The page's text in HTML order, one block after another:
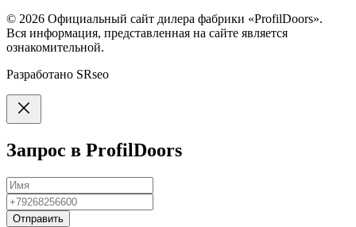
© 2026 Официальный сайт дилера фабрики «ProfilDoors».
Вся информация, представленная на сайте является
ознакомительной.
Разработано SRseo
Запрос в ProfilDoors
Отправить